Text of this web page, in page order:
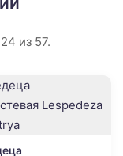
из 57.